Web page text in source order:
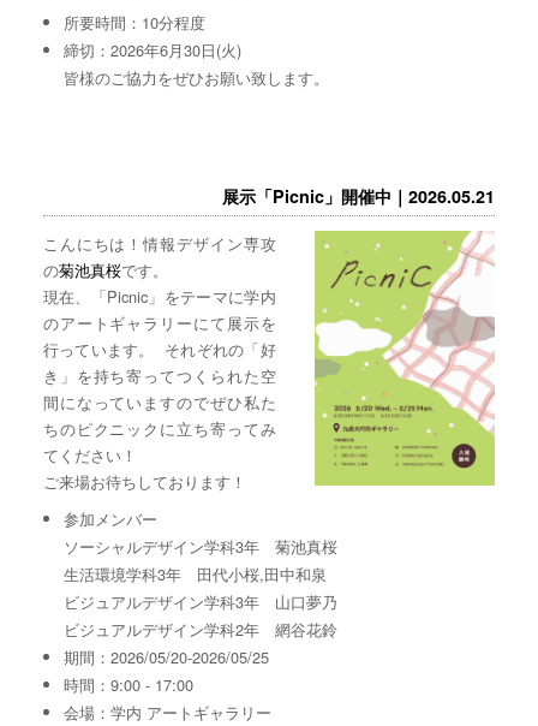
所要時間：10分程度
締切：2026年6月30日(火)
皆様のご協力をぜひお願い致します。
展示「Picnic」開催中｜2026.05.21
こんにちは！情報デザイン専攻
の菊池真桜です。
現在、「Picnic」をテーマに学内
のアートギャラリーにて展示を
行っています。 それぞれの「好
き」を持ち寄ってつくられた空
間になっていますのでぜひ私た
ちのピクニックに立ち寄ってみ
てください！
ご来場お待ちしております！
参加メンバー
ソーシャルデザイン学科3年 菊池真桜
生活環境学科3年 田代小桜,田中和泉
ビジュアルデザイン学科3年 山口夢乃
ビジュアルデザイン学科2年 網谷花鈴
期間：2026/05/20-2026/05/25
時間：9:00 - 17:00
会場：学内 アートギャラリー